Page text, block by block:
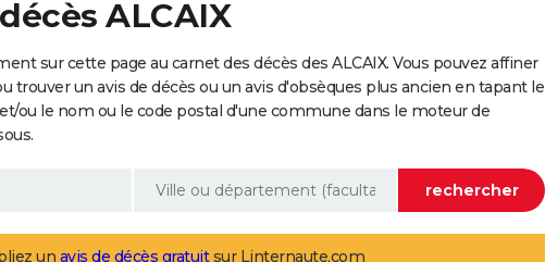
ALCAIX
sur cette page au carnet des décès des ALCAIX. Vous pouvez affiner
trouver un avis de décès ou un avis d'obsèques plus ancien en tapant le
ou le nom ou le code postal d'une commune dans le moteur de
un avis de décès gratuitsur Linternaute.com